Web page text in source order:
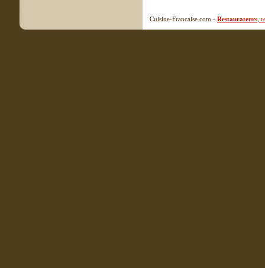
Cuisine-Francaise.com - Restaurateurs ,